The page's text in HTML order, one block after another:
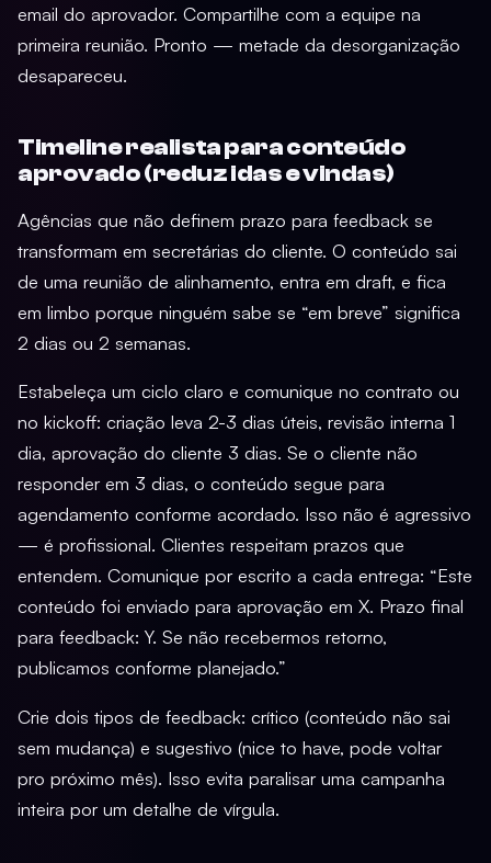
email do aprovador. Compartilhe com a equipe na
primeira reunião. Pronto — metade da desorganização
desapareceu.
Timeline realista para conteúdo
aprovado (reduz idas e vindas)
Agências que não definem prazo para feedback se
transformam em secretárias do cliente. O conteúdo sai
de uma reunião de alinhamento, entra em draft, e fica
em limbo porque ninguém sabe se “em breve” significa
2 dias ou 2 semanas.
Estabeleça um ciclo claro e comunique no contrato ou
no kickoff: criação leva 2-3 dias úteis, revisão interna 1
dia, aprovação do cliente 3 dias. Se o cliente não
responder em 3 dias, o conteúdo segue para
agendamento conforme acordado. Isso não é agressivo
— é profissional. Clientes respeitam prazos que
entendem. Comunique por escrito a cada entrega: “Este
conteúdo foi enviado para aprovação em X. Prazo final
para feedback: Y. Se não recebermos retorno,
publicamos conforme planejado.”
Crie dois tipos de feedback: crítico (conteúdo não sai
sem mudança) e sugestivo (nice to have, pode voltar
pro próximo mês). Isso evita paralisar uma campanha
inteira por um detalhe de vírgula.